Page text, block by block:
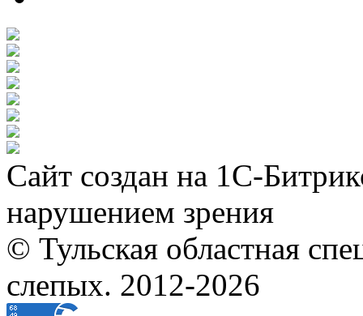
Сайт создан на 1С-
нарушением зрения
© Тульская областная
слепых. 2012-2026